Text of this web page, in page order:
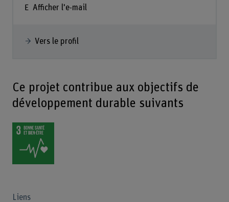
Afficher l'e-mail
Vers le profil
Ce projet contribue aux objectifs de
développement durable suivants
Liens